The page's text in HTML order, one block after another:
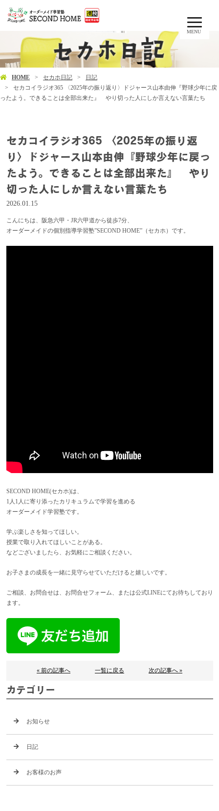
MENU
HOME セカホ日記
日記
セカコイラジオ365 〈2025年の振り返り〉ドジャース山本由伸『野球少年に戻
ったよう。できることは全部出来た』 やり切った人にしか言えない言葉たち
セカコイラジオ365 〈2025年の振り返
り〉ドジャース山本由伸『野球少年に戻っ
たよう。できることは全部出来た』 やり
切った人にしか言えない言葉たち
2026.01.15
こんにちは、阪急六甲・JR六甲道から徒歩7分、
オーダーメイドの個別指導学習塾”SECOND HOME”（セカホ）です。
SECOND HOME(セカホ)は、
1人1人に寄り添ったカリキュラムで学習を進める
オーダーメイド学習塾です。
学ぶ楽しさを知ってほしい。
授業で取り入れてほしいことがある。
などございましたら、お気軽にご相談ください。
お子さまの成長を一緒に見守らせていただけると嬉しいです。
ご相談、お問合せは、お問合せフォーム、または公式LINEにてお待ちしており
ます。
« 前の記事へ 一覧に戻る 次の記事へ »
カテゴリー
お知らせ
日記
お客様のお声